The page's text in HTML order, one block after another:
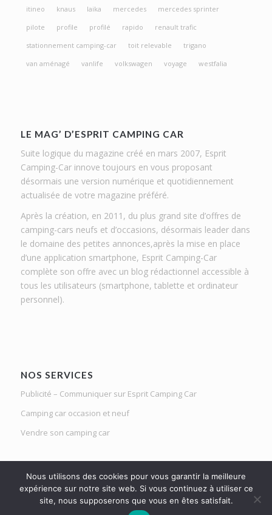
itineo
knaus laika mercedes
mercedes sprinter
pilote
profile profilé rapido
renault trafic
stationnement camping-car
toit relevable
trigano
van aménagé
vanlife volkswagen voyage westfalia
LE MAG’ D’ESPRIT CAMPING CAR
Suite logique du magazine créé en mars 2007, Esprit
Camping-Car innove toujours en vous proposant
désormais une version numérique et quotidiennement
actualisée de votre magazine préféré.
Après la création, en 2011, du plus grand site d’offres de
camping-cars neufs et d’occasions, désormais leader dans
le domaine des petites annonces,après la mise en place
d’une application smartphone, Esprit Camping-Car
complète son offre avec un blog rédactionnel accessible à
tous les utilisateurs (smartphone, tablette et ordinateur
personnel).
NOS SERVICES
Publicité – Communiquer sur Esprit Camping Car
Camping car occasion et neuf
Vendre son camping car
Le Mag d'Esprit Camping Car | Netlight solutions © 2020 | Tous droits
Nous utilisons des cookies pour vous garantir la meilleure
expérience sur notre site web. Si vous continuez à utiliser ce
site, nous supposerons que vous en êtes satisfait.